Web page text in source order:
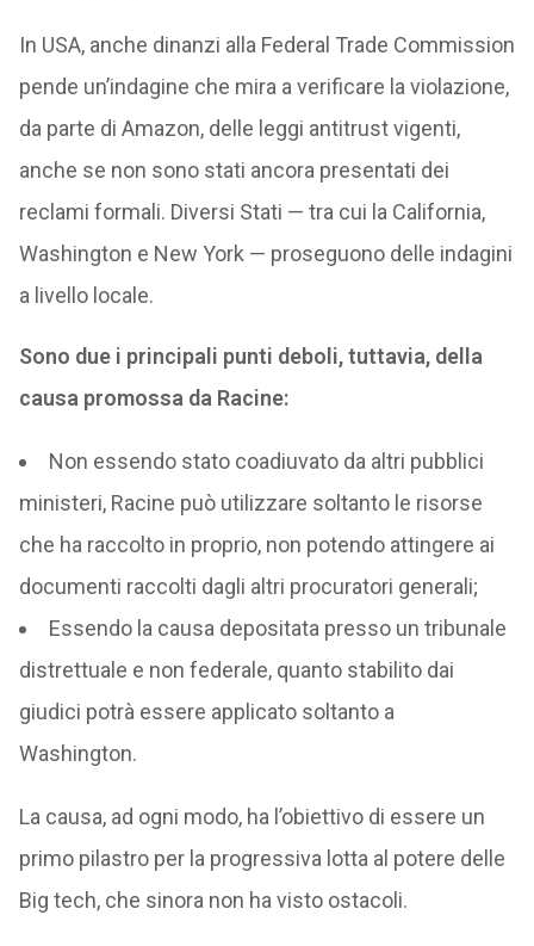
In USA, anche dinanzi alla Federal Trade Commission
pende un’indagine che mira a verificare la violazione,
da parte di Amazon, delle leggi antitrust vigenti,
anche se non sono stati ancora presentati dei
reclami formali. Diversi Stati — tra cui la California,
Washington e New York — proseguono delle indagini
a livello locale.
Sono due i principali punti deboli, tuttavia, della
causa promossa da Racine:
Non essendo stato coadiuvato da altri pubblici
ministeri, Racine può utilizzare soltanto le risorse
che ha raccolto in proprio, non potendo attingere ai
documenti raccolti dagli altri procuratori generali;
Essendo la causa depositata presso un tribunale
distrettuale e non federale, quanto stabilito dai
giudici potrà essere applicato soltanto a
Washington.
La causa, ad ogni modo, ha l’obiettivo di essere un
primo pilastro per la progressiva lotta al potere delle
Big tech, che sinora non ha visto ostacoli.